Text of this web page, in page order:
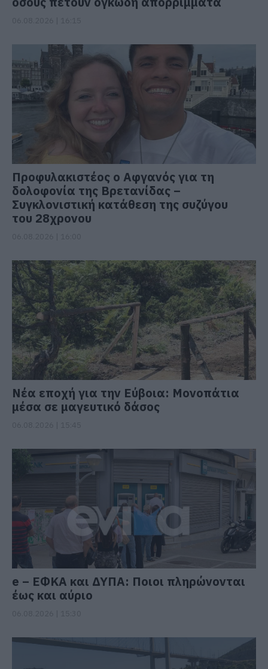
Προφυλακιστέος ο Αφγανός για τη
δολοφονία της Βρετανίδας –
Συγκλονιστική κατάθεση της συζύγου
του 28χρονου
Νέα εποχή για την Εύβοια: Μονοπάτια
μέσα σε μαγευτικό δάσος
e – ΕΦΚΑ και ΔΥΠΑ: Ποιοι πληρώνονται
έως και αύριο